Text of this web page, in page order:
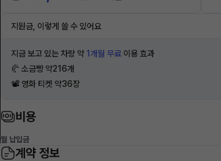
지원금, 이렇게 쓸 수 있어요
지금 보고 있는 차량 약 1개월 무료 이용 효과
🥐 소금빵 약216개
📽 영화 티켓 약36장
비용
월 납입금
계약 정보